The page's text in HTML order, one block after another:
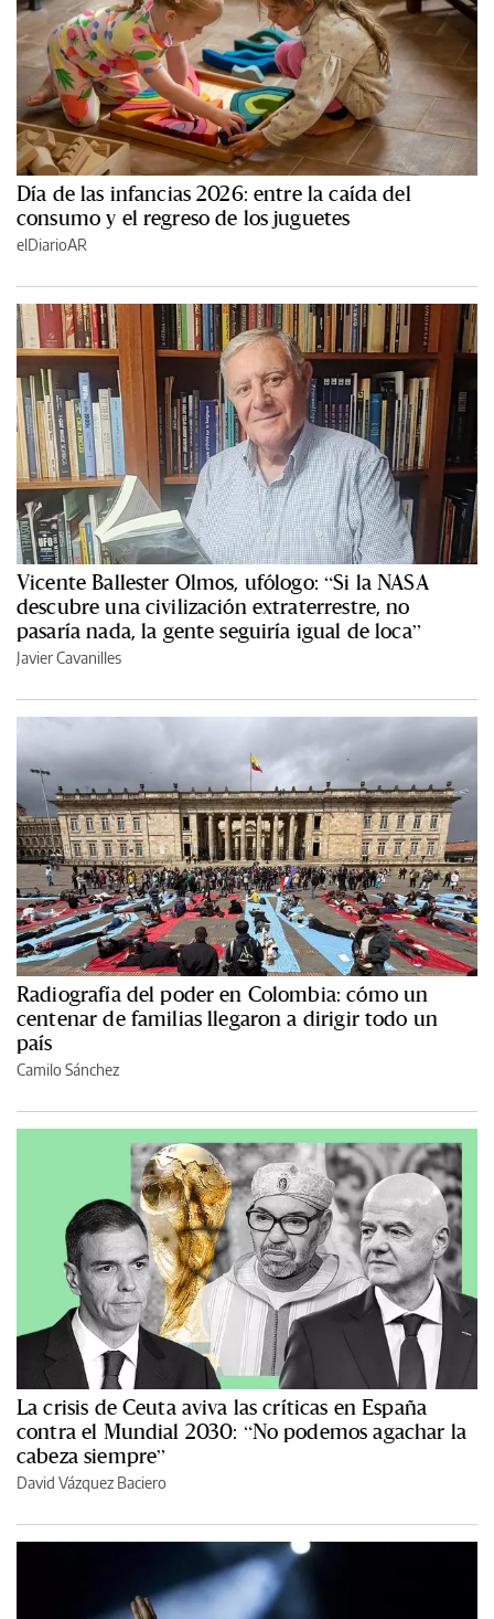
Día de las infancias 2026: entre la caída del
consumo y el regreso de los juguetes
elDiarioAR
Vicente Ballester Olmos, ufólogo: “Si la NASA
descubre una civilización extraterrestre, no
pasaría nada, la gente seguiría igual de loca”
Javier Cavanilles
Radiografía del poder en Colombia: cómo un
centenar de familias llegaron a dirigir todo un
país
Camilo Sánchez
La crisis de Ceuta aviva las críticas en España
contra el Mundial 2030: “No podemos agachar la
cabeza siempre”
David Vázquez Baciero